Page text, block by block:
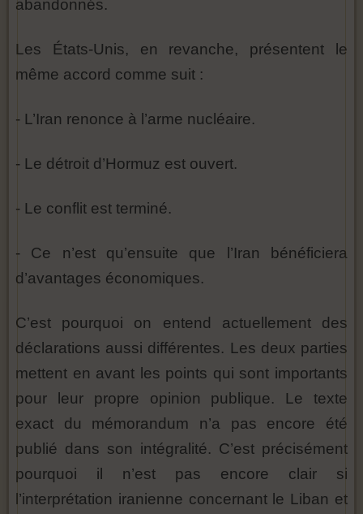
abandonnés.
Les États-Unis, en revanche, présentent le
même accord comme suit :
- L’Iran renonce à l’arme nucléaire.
- Le détroit d’Hormuz est ouvert.
- Le conflit est terminé.
- Ce n’est qu’ensuite que l’Iran bénéficiera
d’avantages économiques.
C’est pourquoi on entend actuellement des
déclarations aussi différentes. Les deux parties
mettent en avant les points qui sont importants
pour leur propre opinion publique. Le texte
exact du mémorandum n’a pas encore été
publié dans son intégralité. C’est précisément
pourquoi il n’est pas encore clair si
l’interprétation iranienne concernant le Liban et